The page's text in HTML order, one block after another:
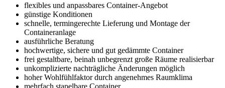
flexibles und anpassbares Container-Angebot
günstige Konditionen
schnelle, termingerechte Lieferung und Montage der
Containeranlage
ausführliche Beratung
hochwertige, sichere und gut gedämmte Container
frei gestaltbare, beinah unbegrenzt große Räume realisierbar
unkomplizierte nachträgliche Änderungen möglich
hoher Wohlfühlfaktor durch angenehmes Raumklima
mehrfach stapelbare Container